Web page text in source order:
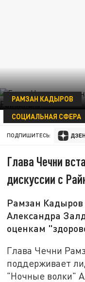
РАМЗАН КАДЫРОВ
СОЦИАЛЬНАЯ СФЕРА
28 ОКТЯБРЯ 21:17
ПОДПИШИТЕСЬ:
Глава Чечни
дискуссии с
Рамзан Кадыров
Александра
оценкам
Глава Чечни
поддерживает
"Ночные волки"